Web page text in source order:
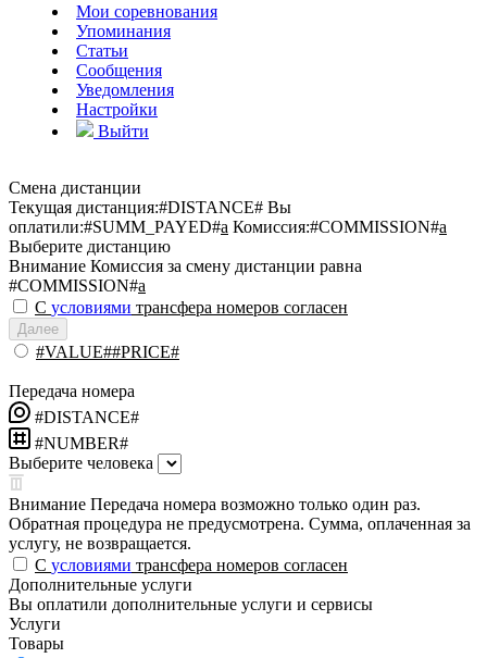
Мои соревнования
Упоминания
Статьи
Сообщения
Уведомления
Настройки
Выйти
Смена дистанции
Текущая дистанция:#DISTANCE# Вы
оплатили:#SUMM_PAYED#a Комиссия:#COMMISSION#a
Выберите дистанцию
Внимание Комиссия за смену дистанции равна
#COMMISSION#a
С условиями трансфера номеров согласен
Далее
#VALUE##PRICE#
Передача номера
#DISTANCE#
#NUMBER#
Выберите человека
Внимание Передача номера возможно только один раз.
Обратная процедура не предусмотрена. Сумма, оплаченная за
услугу, не возвращается.
С условиями трансфера номеров согласен
Дополнительные услуги
Вы оплатили дополнительные услуги и сервисы
Услуги
Товары